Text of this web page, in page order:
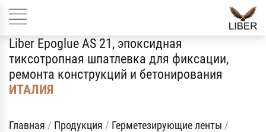
Liber Epoglue AS 21, эпоксидная
тиксотропная шпатлевка для фиксации,
ремонта конструкций и бетонирования
ИТАЛИЯ
Главная / Продукция / Герметезирующие ленты /